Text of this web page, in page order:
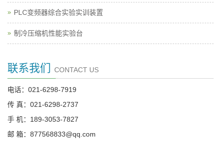
PLC变频器综合实验实训装置
制冷压缩机性能实验台
联系我们 CONTACT US
电话：021-6298-7919
传 真：021-6298-2737
手 机：189-3053-7827
邮 箱：877568833@qq.com